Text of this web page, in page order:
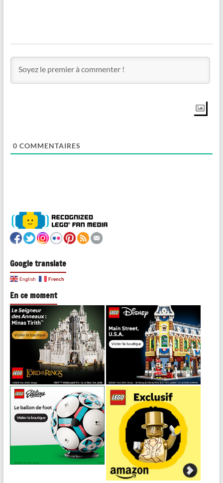
0 COMMENTAIRES
Google translate
English French
En ce moment